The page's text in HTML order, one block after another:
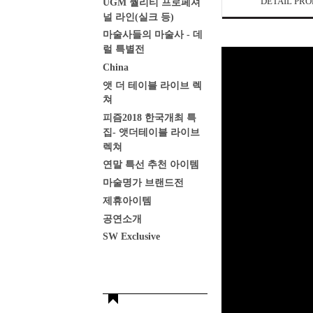
UGM 퀄리티 프로페셔
널 라인(실크 등)
마술사들의 마술사 - 데
럴 특별전
China
앳 더 테이블 라이브 렉
쳐
피즘2018 한국개최 특
집- 앳더테이블 라이브
렉쳐
연말 특선 추천 아이템
마술명가 브랜드전
제휴아이템
공연소개
SW Exclusive